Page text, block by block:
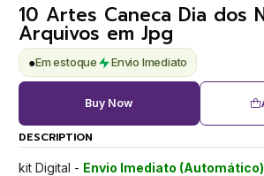
10 Artes Caneca Dia dos
Arquivos em Jpg
●Em estoque Envio Imediato
Buy Now
DESCRIPTION
kit Digital - Envio Imediato (Automático)